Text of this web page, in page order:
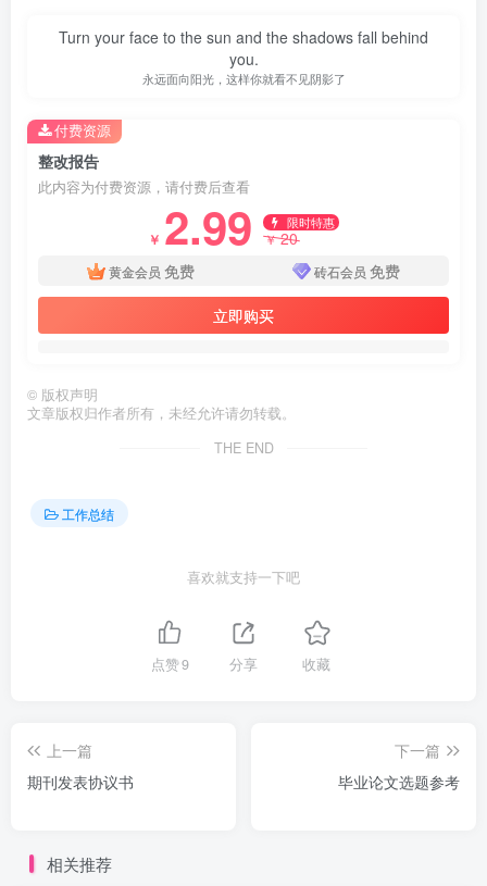
合的方式，可有效降低网站安全风险。关键数据：整改启动
时间为通知次日（4月13日），排查范围覆盖全部网站内
并保留整改记录以备核查。
报告末尾由网站负责人及法人代表签字（章），具备正
式效力，可作为安全合规存档材料。
Turn your face to the sun and the shadows fall behind
you.
永远面向阳光，这样你就看不见阴影了
整改报告
此内容为付费资源，请付费后查看
￥ 2.99 限时特惠
￥20
黄金会员 免费 砖石会员 免费
立即购买
付费资源
© 版权声明
文章版权归作者所有，未经允许请勿转载。
THE END
工作总结
喜欢就支持一下吧
点赞9 分享 收藏
上一篇
期刊发表协议书
下一篇
毕业论文选题参考
相关推荐